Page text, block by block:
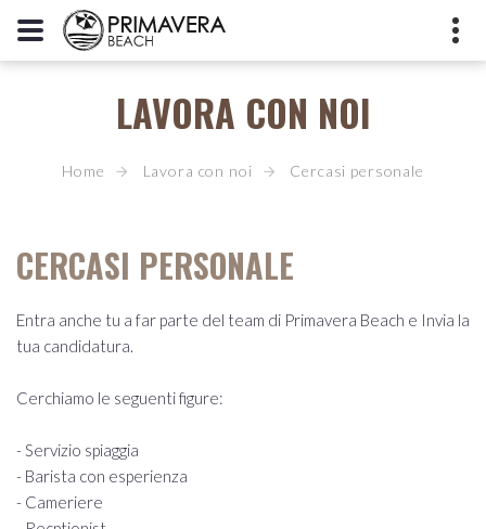
+39 392 3395596
Piazzale Europa, 45010 Rosolina
info@primaverabeach.it
LAVORA CON NOI
Home Lavora con noi Cercasi personale
CERCASI PERSONALE
Entra anche tu a far parte del team di Primavera Beach e Invia la
tua candidatura.
Cerchiamo le seguenti figure:
- Servizio spiaggia
- Barista con esperienza
- Cameriere